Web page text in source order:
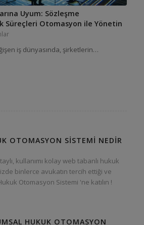
Uyum: Sözleşme
Süreçleri Otomasyon ile Yönetin
iş dünyasında, şirketlerin…
OTOMASYON SISTEMI NEDIR
kullanımı kolay web tabanlı hukuk
binlerce avukatın tercih ettiği ve
Otomasyon Sistemi 'ne katılın !
HUKUK OTOMASYON